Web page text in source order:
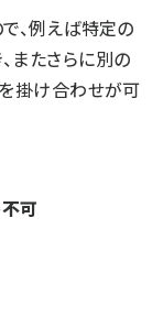
、例えば特定の
またさらに別の
掛け合わせが可
可